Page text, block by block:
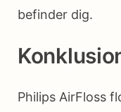
befinder dig.
Philips AirFloss